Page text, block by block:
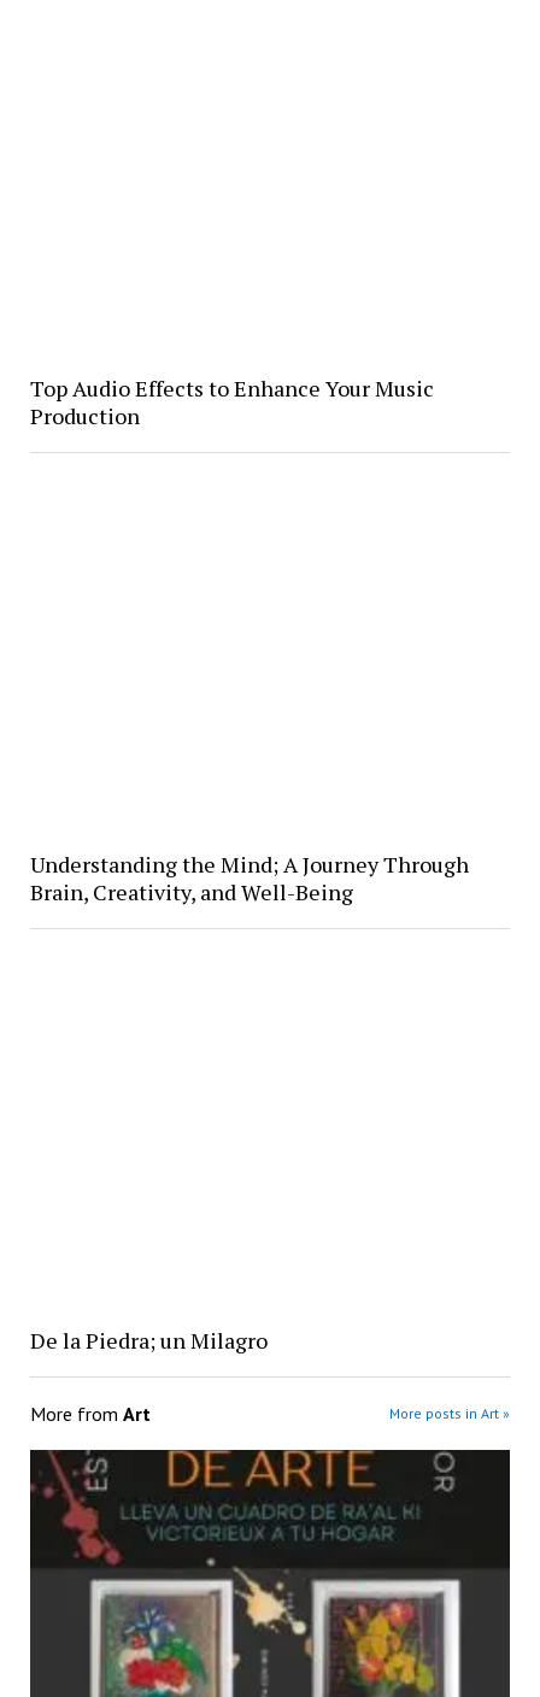
Top Audio Effects to Enhance Your Music
Production
Understanding the Mind; A Journey Through
Brain, Creativity, and Well-Being
De la Piedra; un Milagro
More from Art More posts in Art »